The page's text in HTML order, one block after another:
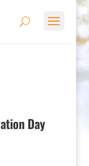
Day